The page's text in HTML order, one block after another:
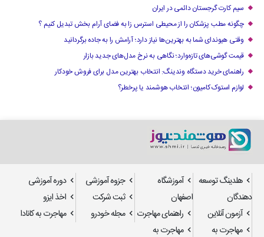
سیم کارت گرجستان دائمی در ایران
چگونه مطب پزشکان را از محیطی استرس زا به فضای آرام بخش تبدیل کنیم ؟
وقتی هیوندای شما به بهترین‌ها نیاز دارد؛ آرامش را به جاده برگردانید
قیمت گوشی‌های تازه‌وارد؛ نگاهی به نرخ مدل‌های جدید بازار
راهنمای خرید دستگاه وندینگ: انتخاب بهترین مدل برای فروش خودکار
لوازم استوک کامیون؛ انتخاب هوشمند یا پرخطر؟
هلدینگ توسعه
دهندگان
آموزشگاه
اصفهان
جزوه آموزشی
دوره آموزشی
ثبت شرکت
اخذ ایزو
آزمون آنلاین
راهنمای مهاجرت مجله خودرو
مهاجرت به کانادا
مهاجرت به
مهاجرت به